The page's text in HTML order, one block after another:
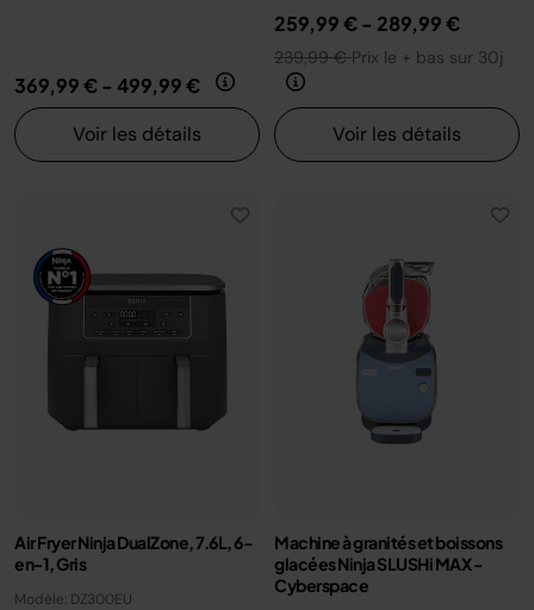
369,99 €- 499,99 €
Voir les détails
259,99 €- 289,99 €
239,99 €Prix le + bas sur 30j
Voir les détails
Air Fryer Ninja DualZone, 7.6L, 6-
en-1, Gris
Modèle: DZ300EU
Machine à granités et boissons
glacées Ninja SLUSHi MAX -
Cyberspace